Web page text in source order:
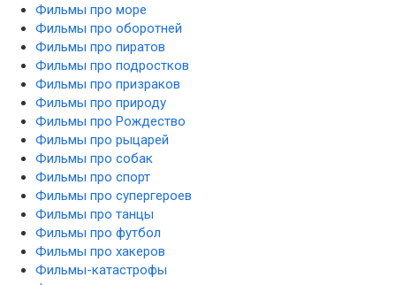
Фильмы про море
Фильмы про оборотней
Фильмы про пиратов
Фильмы про подростков
Фильмы про призраков
Фильмы про природу
Фильмы про Рождество
Фильмы про рыцарей
Фильмы про собак
Фильмы про спорт
Фильмы про супергероев
Фильмы про танцы
Фильмы про футбол
Фильмы про хакеров
Фильмы-катастрофы